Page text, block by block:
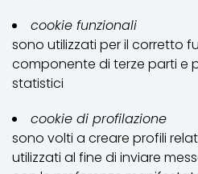
cookie funzionali
sono utilizzati per il corretto
componente di terze parti e
statistici
cookie di profilazione
sono volti a creare profili
utilizzati al fine di inviare